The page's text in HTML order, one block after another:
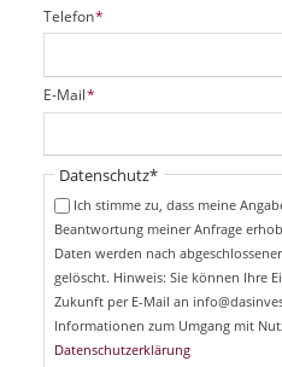
P
f
i
c
t
f
Telefon*
P
f
i
E-Mail*
Pflichtfeld
Datenschutz*
Ich stimme zu, dass meine
Beantwortung meiner Anfrage
Daten werden nach
gelöscht. Hinweis: Sie können Ihre
Zukunft per E-Mail an
Informationen zum Umgang mit
Datenschutzerklärung